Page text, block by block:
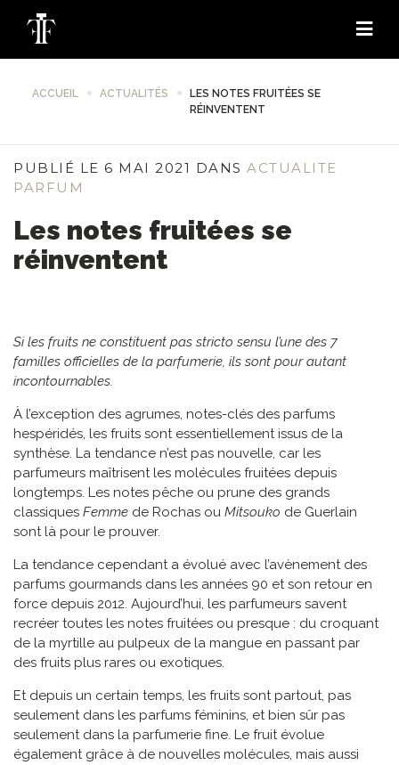
ACCUEIL ACTUALITÉS
LES NOTES FRUITÉES SE
RÉINVENTENT
PUBLIÉ LE 6 MAI 2021 DANS ACTUALITE
PARFUM
Les notes fruitées se
réinventent
Si les fruits ne constituent pas stricto sensu l’une des 7
familles officielles de la parfumerie, ils sont pour autant
incontournables.
À l’exception des agrumes, notes-clés des parfums
hespéridés, les fruits sont essentiellement issus de la
synthèse. La tendance n’est pas nouvelle, car les
parfumeurs maîtrisent les molécules fruitées depuis
longtemps. Les notes pêche ou prune des grands
classiques Femme de Rochas ou Mitsouko de Guerlain
sont là pour le prouver.
La tendance cependant a évolué avec l’avènement des
parfums gourmands dans les années 90 et son retour en
force depuis 2012. Aujourd’hui, les parfumeurs savent
recréer toutes les notes fruitées ou presque : du croquant
de la myrtille au pulpeux de la mangue en passant par
des fruits plus rares ou exotiques.
Et depuis un certain temps, les fruits sont partout, pas
seulement dans les parfums féminins, et bien sûr pas
seulement dans la parfumerie fine. Le fruit évolue
également grâce à de nouvelles molécules, mais aussi